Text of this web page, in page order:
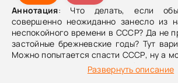
Аннотация: Что делать, если
совершенно неожиданно занесло из
неспокойного времени в СССР? Да не
застойные брежневские годы? Тут
Можно попытается спасти СССР, ну а
пользуясь своими знаниями. А, что
исследовать и разгадать все
Развернуть описание